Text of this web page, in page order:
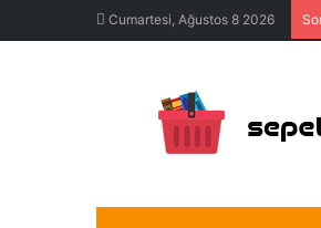
Cumartesi, Ağustos 8 2026